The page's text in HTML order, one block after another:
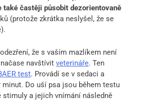
také častěji působit dezorientovaně
(protože zkrátka neslyšel, že se
že s vaším mazlíkem není
navštívit veterináře. Ten
test. Provádí se v sedaci a
minut. Do uší psa jsou během testu
stimuly a jejich vnímání následně